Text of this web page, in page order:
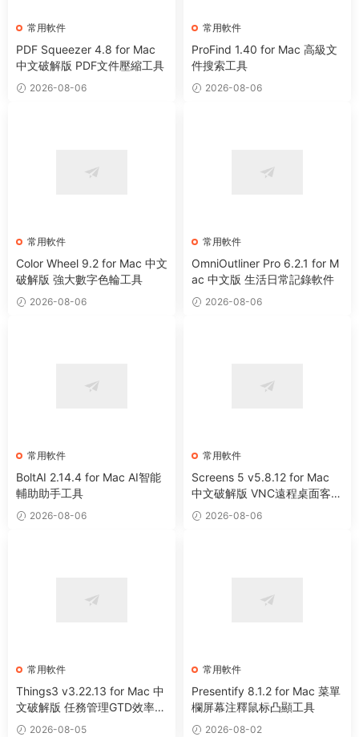
常用軟件
PDF Squeezer 4.8 for Mac
中文破解版 PDF文件壓縮工具
2026-08-06
常用軟件
ProFind 1.40 for Mac 高級文
件搜索工具
2026-08-06
常用軟件
Color Wheel 9.2 for Mac 中文
破解版 強大數字色輪工具
2026-08-06
常用軟件
OmniOutliner Pro 6.2.1 for M
ac 中文版 生活日常記錄軟件
2026-08-06
常用軟件
BoltAI 2.14.4 for Mac AI智能
輔助助手工具
2026-08-06
常用軟件
Screens 5 v5.8.12 for Mac
中文破解版 VNC遠程桌面客戶
端應用程序
2026-08-06
常用軟件
Things3 v3.22.13 for Mac 中
文破解版 任務管理GTD效率工
具 2026-08-05
常用軟件
Presentify 8.1.2 for Mac 菜單
欄屏幕注釋鼠标凸顯工具
2026-08-02